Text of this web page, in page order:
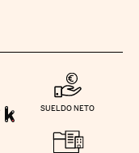
SUELDO NETO